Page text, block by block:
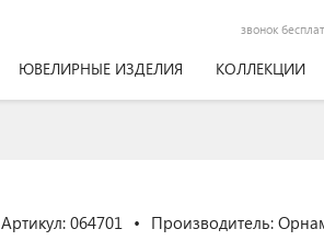
звонок
ЮВЕЛИРНЫЕ ИЗДЕЛИЯ КОЛЛЕКЦИИ
Артикул: 064701 • Производитель: